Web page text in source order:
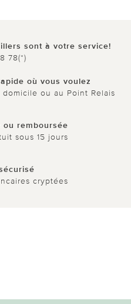
sont à votre service!
78(*)
où vous voulez
domicile ou au Point Relais
ou remboursée
sous 15 jours
cryptées